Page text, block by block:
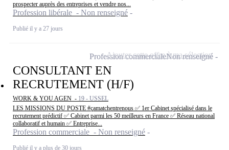
prospecter auprès des entreprises et vendre nos...
Profession libérale - Non renseigné
Publié il y a 27 jours
CONSULTANT EN
RECRUTEMENT (H/F)
WORK & YOU AGEN - 19 - USSEL
LES MISSIONS DU POSTE #çamatchentrenous ✅ 1er Cabinet spécialisé dans le
recrutement prédictif ✅ Cabinet parmi les 50 meilleurs en France ✅ Réseau national
collaboratif et humain ✅ Entreprise...
Profession commerciale - Non renseigné
Publié il y a plus de 30 jours
Profession commercialeNon renseigné
Ajouter cette offre à ma sélection